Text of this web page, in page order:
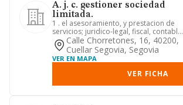
A. j. c. gestioner sociedad
limitada.
1 . el asesoramiento, y prestacion de
servicios; juridico-legal, fiscal, contable,
laboral, economi...
Calle Chorretones, 16, 40200,
Cuellar Segovia, Segovia
VER EN MAPA
VER FICHA